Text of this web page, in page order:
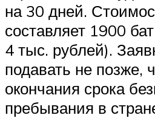
на 30 дней.
составляет 1900
4 тыс. рублей).
подавать не позже,
окончания срока
пребывания в